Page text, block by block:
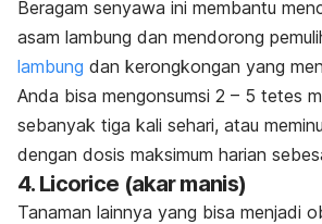
Beragam senyawa ini membantu
asam lambung dan mendorong
lambung dan kerongkongan yang
Anda bisa mengonsumsi 2 – 5 tetes
sebanyak tiga kali sehari, atau
dengan dosis maksimum harian
4. Licorice (akar manis)
Tanaman lainnya yang bisa menjadi